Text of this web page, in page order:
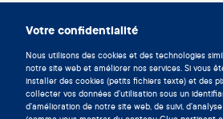
Votre confidentialité
Nous utilisons des cookies et des technologies
notre site web et améliorer nos services. Si vous
installer des cookies (petits fichiers texte) et des
collecter vos données d'utilisation sous un
d'amélioration de notre site web, de suivi,
Encyclopédie
Informations
Partnerships